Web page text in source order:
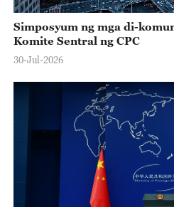
Simposyum ng mga di-
Komite Sentral ng CPC
30-Jul-2026